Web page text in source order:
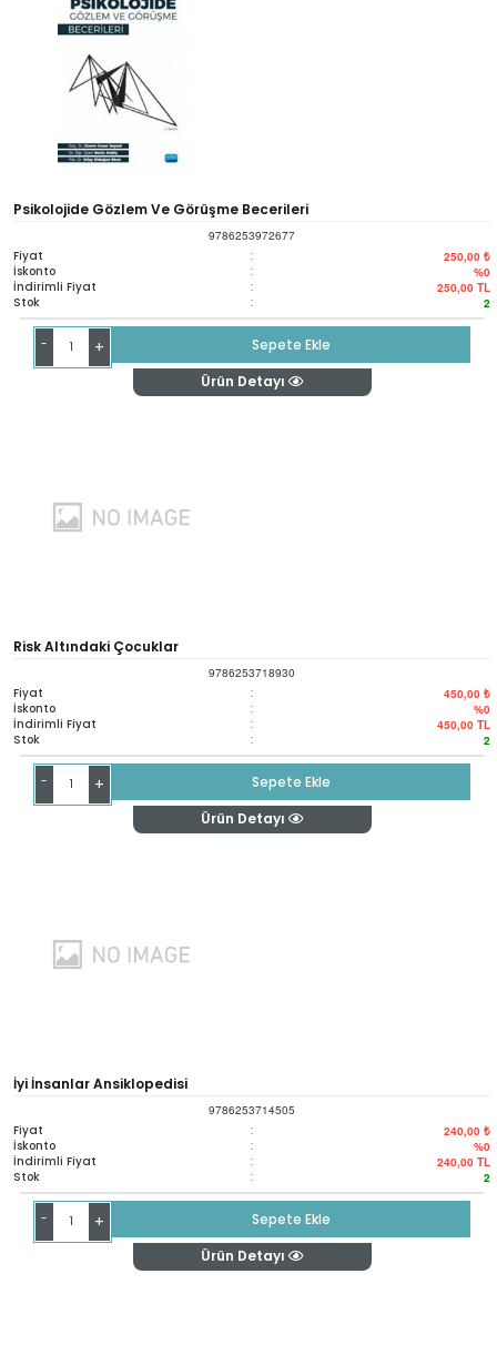
Psikolojide Gözlem Ve Görüşme Becerileri
9786253972677
Fiyat : 250,00 ₺
İskonto : %0
İndirimli Fiyat : 250,00 TL
Stok : 2
- +
Sepete Ekle
Ürün Detayı
Risk Altındaki Çocuklar
9786253718930
Fiyat : 450,00 ₺
İskonto : %0
İndirimli Fiyat : 450,00 TL
Stok : 2
- +
Sepete Ekle
Ürün Detayı
İyi İnsanlar Ansiklopedisi
9786253714505
Fiyat : 240,00 ₺
İskonto : %0
İndirimli Fiyat : 240,00 TL
Stok : 2
- +
Sepete Ekle
Ürün Detayı